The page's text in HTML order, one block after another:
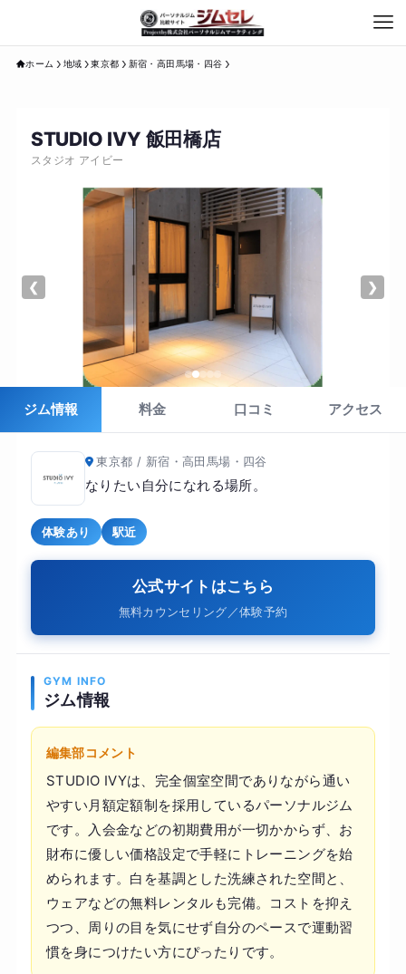
ホーム 地域 東京都 新宿・高田馬場・四谷
STUDIO IVY 飯田橋店
スタジオ アイビー
❮ ❯
ジム情報 料金 口コミ アクセス
東京都 / 新宿・高田馬場・四谷
なりたい自分になれる場所。
体験あり 駅近
公式サイトはこちら
無料カウンセリング／体験予約
GYM INFO
ジム情報
編集部コメント
STUDIO IVYは、完全個室空間でありながら通い
やすい月額定額制を採用しているパーソナルジム
です。入会金などの初期費用が一切かからず、お
財布に優しい価格設定で手軽にトレーニングを始
められます。白を基調とした洗練された空間と、
ウェアなどの無料レンタルも完備。コストを抑え
つつ、周りの目を気にせず自分のペースで運動習
慣を身につけたい方にぴったりです。